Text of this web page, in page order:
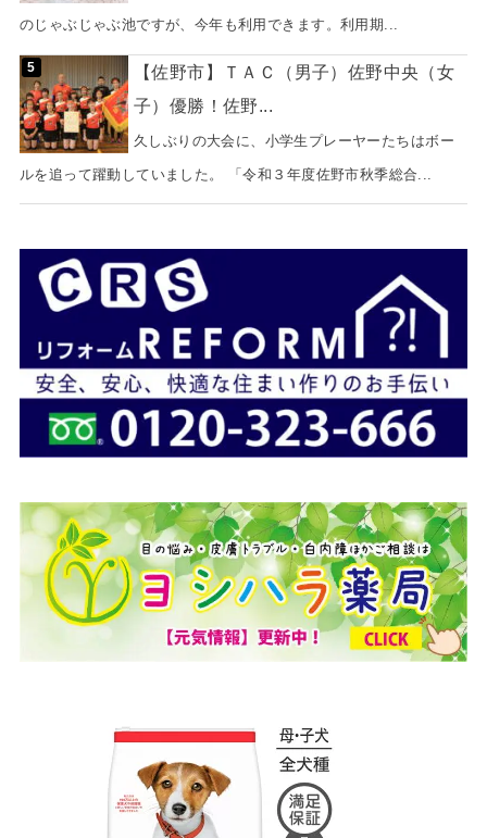
のじゃぶじゃぶ池ですが、今年も利用できます。利用期...
【佐野市】ＴＡＣ（男子）佐野中央（女
子）優勝！佐野...
久しぶりの大会に、小学生プレーヤーたちはボー
ルを追って躍動していました。 「令和３年度佐野市秋季総合...